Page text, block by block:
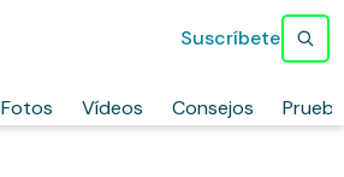
Fotos Vídeos Consejos
Suscríbete